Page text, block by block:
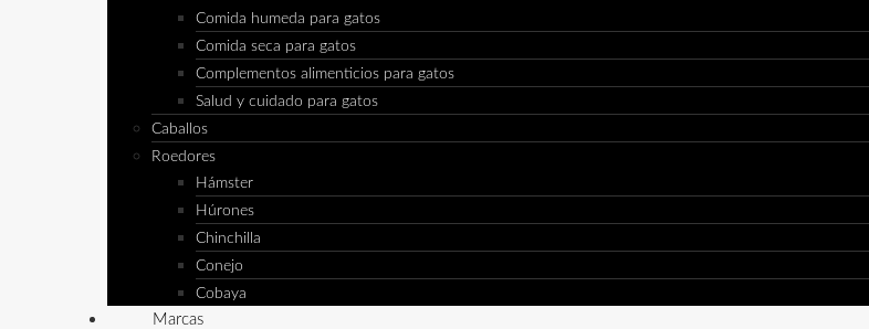
Comida humeda para gatos
Comida seca para gatos
Complementos alimenticios para gatos
Salud y cuidado para gatos
Caballos
Roedores
Hámster
Húrones
Chinchilla
Conejo
Cobaya
Marcas